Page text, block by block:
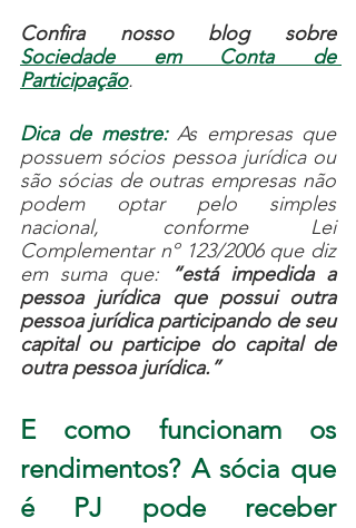
Confira nosso blog sobre
Sociedade em Conta de
Participação.
Dica de mestre: As empresas que
possuem sócios pessoa jurídica ou
são sócias de outras empresas não
podem optar pelo simples
nacional, conforme Lei
Complementar nº 123/2006 que diz
em suma que:
“está impedida a
pessoa jurídica que possui outra
pessoa jurídica participando de seu
capital ou participe do capital de
outra pessoa jurídica.”
E como funcionam os
rendimentos? A sócia que
é PJ pode receber